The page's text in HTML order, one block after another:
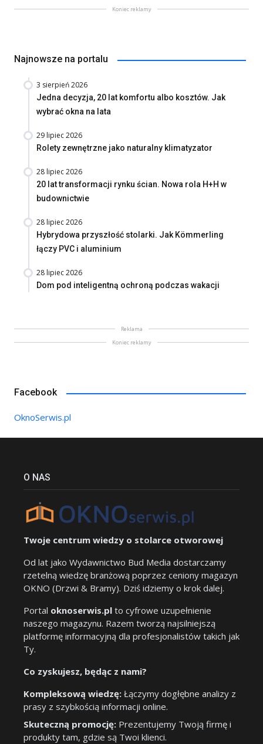
Koniec reklamy
Najnowsze na portalu
3 sierpień 2026
Jedna decyzja, 20 lat komfortu albo kosztów. Jak
wybrać okna na lata
29 lipiec 2026
Rolety zewnętrzne jako naturalny klimatyzator
28 lipiec 2026
20 lat transformacji rynku ścian. Nowa rola H+H w
budownictwie
28 lipiec 2026
Hybrydowa przyszłość stolarki. Jak Kömmerling
łączy PVC i aluminium
28 lipiec 2026
Dom pod inteligentną ochroną podczas wakacji
Reklama
Koniec reklamy
Facebook
OknoSerwis.pl
O NAS
Twoje centrum wiedzy o stolarce otworowej
Od lat jako Wydawnictwo Bud Media dostarczamy
rzetelną wiedzę branżową poprzez ceniony magazyn
OKNO (Drzwi & Bramy). Dziś idziemy o krok dalej.
Portal oknoserwis.pl to cyfrowe uzupełnienie
naszego magazynu. Razem tworzą najsilniejszą
platformę informacyjną dla profesjonalistów takich jak
Ty.
Co zyskujesz, będąc z nami?
Kompleksową wiedzę: Łączymy dogłębne analizy z
prasy z szybkością informacji online.
Skuteczną promocję: Prezentujemy Twoją firmę i
produkty tam, gdzie są Twoi klienci.